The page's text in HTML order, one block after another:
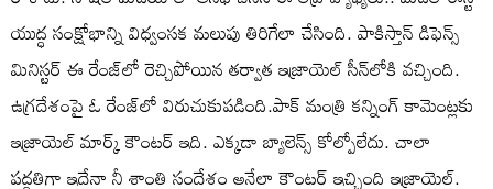
యుద్ధ సంక్షోభాన్ని విధ్వంసక మలుపు తిరిగేలా చేసింది. పాకిస్తాన్ డిఫెన్స్
మినిస్టర్ ఈ రేంజ్‌లో రెచ్చిపోయిన తర్వాత ఇజ్రాయెల్ సీన్‌లోకి వచ్చింది.
ఉగ్రదేశంపై ఓ రేంజ్‌లో విరుచుకుపడింది.పాక్ మంత్రి కన్నింగ్ కామెంట్లకు
ఇజ్రాయెల్ మార్క్ కౌంటర్ ఇది. ఎక్కడా బ్యాలెన్స్ కోల్పోలేదు. చాలా
పద్ధతిగా ఇదేనా నీ శాంతి సందేశం అనేలా కౌంటర్ ఇచ్చింది ఇజ్రాయెల్.